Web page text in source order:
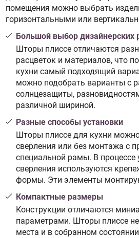
помещения можно выбрать
горизонтальными или
Большой выбор дизайнерских
Шторы плиссе отличаются
расцветок и материалов, что
кухни самый подходящий
можно подобрать варианты с
солнцезащиты,
различной шириной.
Разные способы установки
Шторы плиссе для кухни
сверления или без монтажа с
специальной рамы. В процессе
сверления используются
формы. Эти элементы
Компактные размеры
Конструкции отличаются
параметрами. Шторы плиссе
места и в собранном